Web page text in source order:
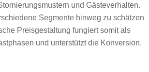
und Gästeverhalten.
Segmente hinweg zu schätzen
Preisgestaltung fungiert somit als
und unterstützt die Konversion,